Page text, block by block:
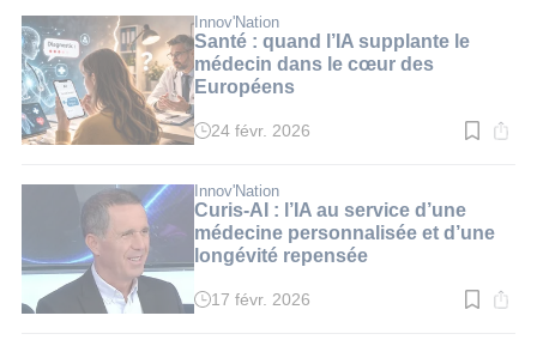
:
3
min.
Innov'Nation
Santé : quand l’IA supplante le
médecin dans le cœur des
Européens
Temps
:
2
min.
24 févr. 2026
Innov'Nation
Curis-AI : l’IA au service d’une
médecine personnalisée et d’une
longévité repensée
Temps
17 févr. 2026